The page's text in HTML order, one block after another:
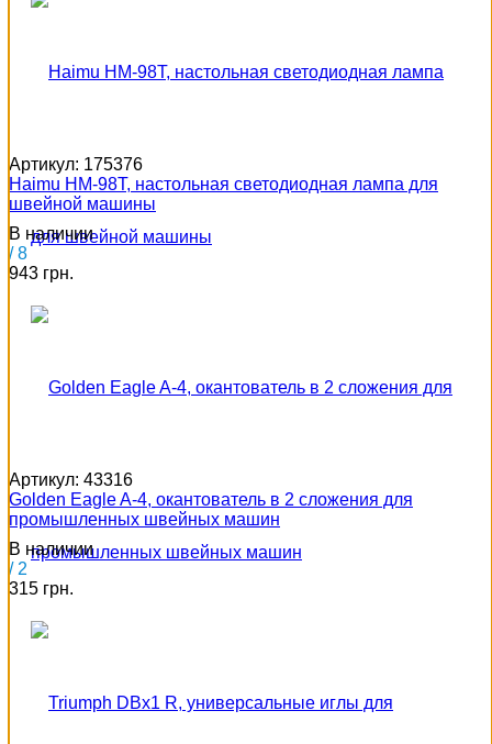
Артикул: 175376
Haimu HM-98T, настольная светодиодная лампа для
швейной машины
В наличии
/ 8
943 грн.
Артикул: 43316
Golden Eagle A-4, окантователь в 2 сложения для
промышленных швейных машин
В наличии
/ 2
315 грн.